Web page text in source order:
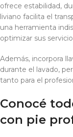
ofrece estabilidad,
liviano facilita el
una herramienta
optimizar sus
Además, incorpora
durante el lavado,
tanto para el
Conocé
con pie